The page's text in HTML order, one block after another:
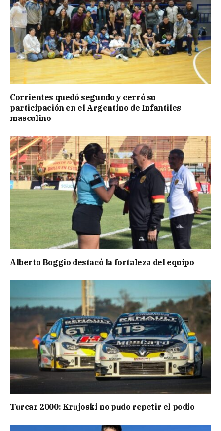
Corrientes quedó segundo y cerró su
participación en el Argentino de Infantiles
masculino
Alberto Boggio destacó la fortaleza del equipo
Turcar 2000: Krujoski no pudo repetir el podio